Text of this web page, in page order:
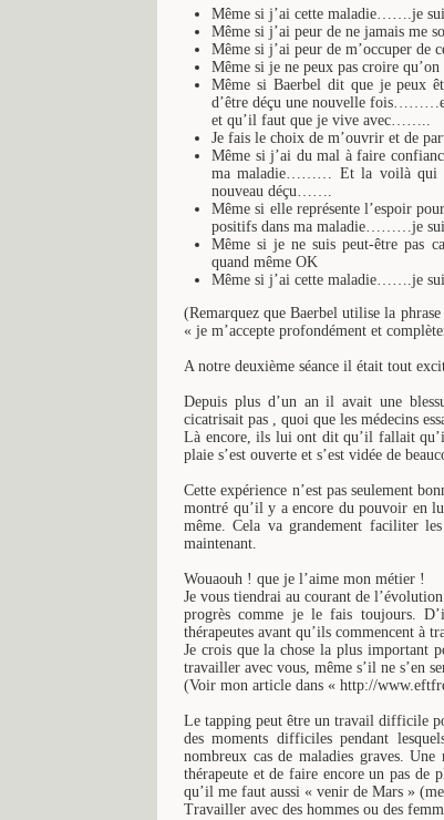
Même si j’ai cette maladie…….je
Même si j’ai peur de ne jamais
Même si j’ai peur de m’occuper
Même si je ne peux pas croire
Même si Baerbel dit que je peux
d’être déçu une nouvelle
et qu’il faut que je vive avec……..
Je fais le choix de m’ouvrir et de
Même si j’ai du mal à faire
ma maladie……… Et la voilà qui
nouveau déçu…….
Même si elle représente l’espoir
positifs dans ma maladie………je
Même si je ne suis peut-être pas
quand même OK
Même si j’ai cette maladie…….je
(Remarquez que Baerbel utilise la
« je m’accepte profondément et
A notre deuxième séance il était tout
Depuis plus d’un an il avait une
cicatrisait pas , quoi que les médecins
Là encore, ils lui ont dit qu’il fallait
plaie s’est ouverte et s’est vidée de
Cette expérience n’est pas seulement
montré qu’il y a encore du pouvoir en
même. Cela va grandement faciliter
maintenant.
Wouaouh ! que je l’aime mon métier !
Je vous tiendrai au courant de l’évolution
progrès comme je le fais toujours.
thérapeutes avant qu’ils commencent à
Je crois que la chose la plus important
travailler avec vous, même s’il ne s’en
(Voir mon article dans « http://
Le tapping peut être un travail difficile
des moments difficiles pendant
nombreux cas de maladies graves.
thérapeute et de faire encore un pas de
qu’il me faut aussi « venir de Mars »
Travailler avec des hommes ou des